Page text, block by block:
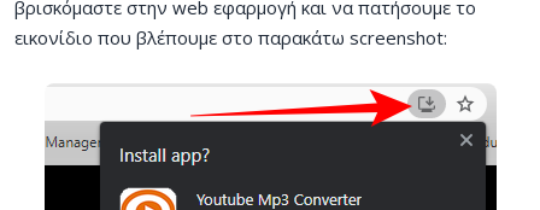
βρισκόμαστε στην web εφαρμογή και να πατήσουμε το
εικονίδιο που βλέπουμε στο παρακάτω screenshot: